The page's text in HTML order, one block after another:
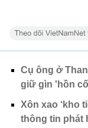
Cụ ông ở
giữ gìn 'hồn
Xôn xao ‘kho
thông tin phát